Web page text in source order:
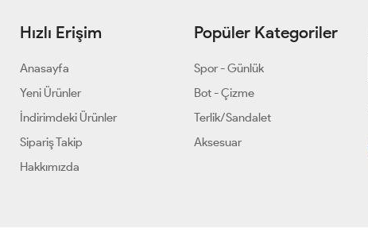
Hızlı Erişim
Anasayfa
Yeni Ürünler
İndirimdeki Ürünler
Sipariş Takip
Hakkımızda
Popüler Kategoriler
Spor - Günlük
Bot - Çizme
Terlik/Sandalet
Aksesuar